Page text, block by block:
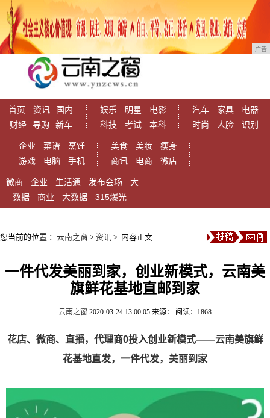
广告
首页 资讯
国内
财经
导购 新车
娱乐 明星
电影
科技
考试 本科
汽车 家具
电器
时尚
人脸 识别
企业 菜谱
烹饪
游戏
电脑 手机
美食 美妆
瘦身
商讯
电商 微店
微商 企业 生活通 发布会场
大
数据
商业 大数据 315爆光
您当前的位置 ： 云南之窗 > 资讯 > 内容正文
一件代发美丽到家，创业新模式，云南美
旗鲜花基地直邮到家
云南之窗 2020-03-24 13:00:05 来源： 阅读：1868
花店、 微商、直播， 代理商0投入创业新模式——云南美旗鲜
花基地直发， 一件代发，美丽到家